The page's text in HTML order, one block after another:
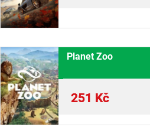
Planet Zoo
251 Kč